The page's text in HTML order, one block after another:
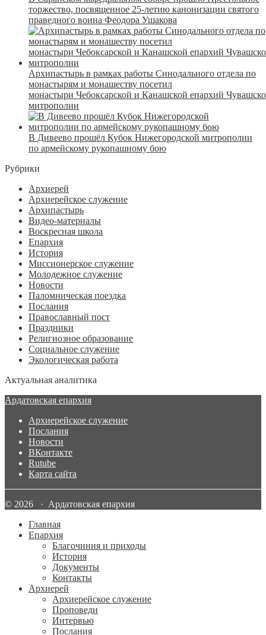
торжество, посвященное 25-летию канонизации святого
праведного воина Феодора Ушакова
Архипастырь в рамках работы Синодального отдела по
монастырям и монашеству посетил
монастыри Чебоксарской и Канашской епархий
митрополии
В Дивеево прошёл Кубок Нижегородской митрополии
по армейскому рукопашному бою
Рубрики
Архиерей
Архиерейское служение
Архипастырь
Видео-материалы
Воскресная школа
Епархия
История
Миссионерское служение
Молодежное служение
Новости
Паломническая поездка
Послания
Православный пост
Праздники
Религиозное образование
Социальное служение
Экологическая работа
Актуальная аналитика
Ардатовская епархия
Архиерейское служение
Послания
Новости
ВКонтакте
Rutube
Карта сайта
© 2026 · Ардатовская епархия
Главная
Епархия
Благочиния и приходы
История
Документы
Контакты
Архиерей
Архиерейское служение
Проповеди
Интервью
Послания